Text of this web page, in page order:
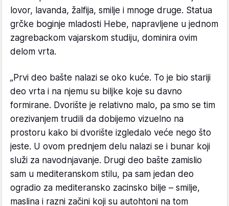
lovor, lavanda, žalfija, smilje i mnoge druge. Statua
grčke boginje mladosti Hebe, napravljene u jednom
zagrebackom vajarskom studiju, dominira ovim
delom vrta.
„Prvi deo bašte nalazi se oko kuće. To je bio stariji
deo vrta i na njemu su biljke koje su davno
formirane. Dvorište je relativno malo, pa smo se tim
orezivanjem trudili da dobijemo vizuelno na
prostoru kako bi dvorište izgledalo veće nego što
jeste. U ovom prednjem delu nalazi se i bunar koji
služi za navodnjavanje. Drugi deo bašte zamislio
sam u mediteranskom stilu, pa sam jedan deo
ogradio za mediteransko zacinsko bilje – smilje,
maslina i razni začini koji su autohtoni na tom